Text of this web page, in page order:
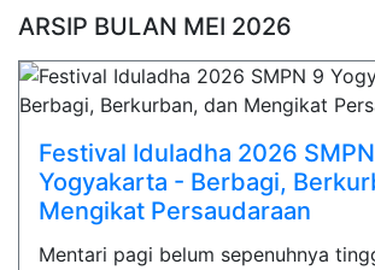
ARSIP BULAN MEI 2026
Festival Iduladha 2026
Yogyakarta - Berbagi,
Mengikat Persaudaraan
Mentari pagi belum sepenuhnya